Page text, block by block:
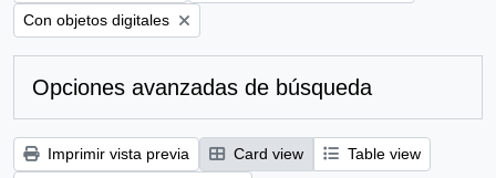
Remove filter:
Con objetos digitales
Opciones avanzadas de búsqueda
Imprimir vista previa Card view
Table view